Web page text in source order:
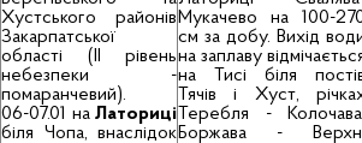
Хустського районів
Закарпатської
області (ІІ рівень
небезпеки -
помаранчевий).
06-07.01 на Латориці
біля Чопа, внаслідок
Мукачево на 100-
см за добу. Вихід
на заплаву
на Тисі біля
Тячiв і Хуст,
Теребля -
Боржава -